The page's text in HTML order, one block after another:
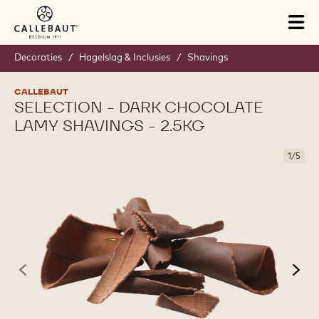
Skip to main content
Decoraties / Hagelslag & Inclusies / Shavings
CALLEBAUT
SELECTION - DARK CHOCOLATE
LAMY SHAVINGS - 2.5KG
1/5
previous